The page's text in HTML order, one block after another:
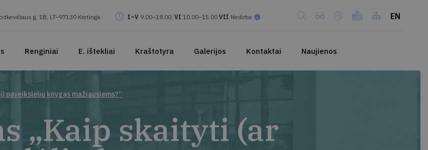
g. 1B, LT–97130 Kretinga I–V 9.00–18.00, VI 10.00–15.00 VII Nedirba EN
Renginiai E. ištekliai Kraštotyra Galerijos Kontaktai Naujienos
paveikslėlių knygas mažiausiems?“
„Kaip skaityti (ar